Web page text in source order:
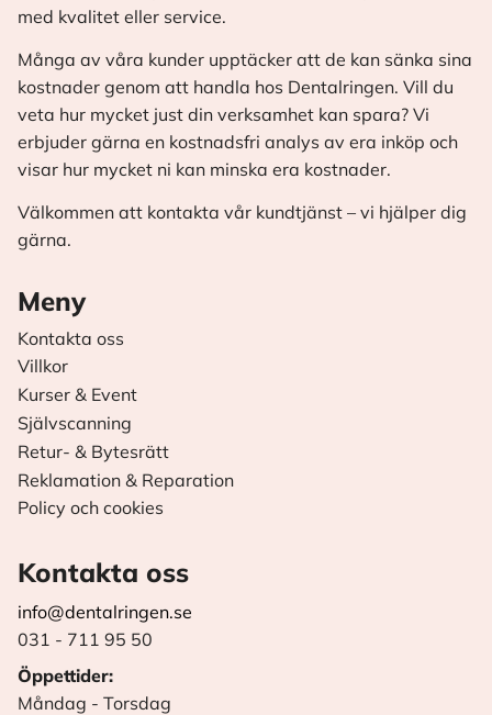
med kvalitet eller service.
Många av våra kunder upptäcker att de kan sänka sina
kostnader genom att handla hos Dentalringen. Vill du
veta hur mycket just din verksamhet kan spara? Vi
erbjuder gärna en kostnadsfri analys av era inköp och
visar hur mycket ni kan minska era kostnader.
Välkommen att kontakta vår kundtjänst – vi hjälper dig
gärna.
Meny
Kontakta oss
Villkor
Kurser & Event
Självscanning
Retur- & Bytesrätt
Reklamation & Reparation
Policy och cookies
Kontakta oss
info@dentalringen.se
031 - 711 95 50
Öppettider:
Måndag - Torsdag